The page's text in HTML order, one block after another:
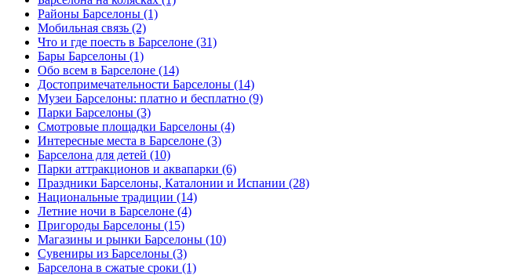
Районы Барселоны (1)
Мобильная связь (2)
Что и где поесть в Барселоне (31)
Бары Барселоны (1)
Обо всем в Барселоне (14)
Достопримечательности Барселоны (14)
Музеи Барселоны: платно и бесплатно (9)
Парки Барселоны (3)
Смотровые площадки Барселоны (4)
Интересные места в Барселоне (3)
Барселона для детей (10)
Парки аттракционов и аквапарки (6)
Праздники Барселоны, Каталонии и Испании (28)
Национальные традиции (14)
Летние ночи в Барселоне (4)
Пригороды Барселоны (15)
Магазины и рынки Барселоны (10)
Сувениры из Барселоны (3)
Барселона в сжатые сроки (1)